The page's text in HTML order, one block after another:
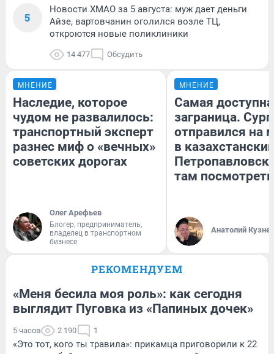
5
Новости ХМАО за 5 августа: муж дает деньги
Айзе, вартовчанин оголился возле ТЦ,
откроются новые поликлиники
14 477 Обсудить
МНЕНИЕ
Наследие, которое
чудом не развалилось:
транспортный эксперт
разнес миф о «вечных»
советских дорогах
Олег Арефьев
Блогер, предприниматель,
владелец в транспортном
бизнесе
МНЕНИЕ
Самая
заграница.
отправился на
в
там посмотреть
Анатолий
РЕКОМЕНДУЕМ
«Меня бесила моя роль»: как сегодня
выглядит Пуговка из «Папиных дочек»
5 часов 2 190 1
«Это тот, кого ты травила»: прикамца приговорили к 22